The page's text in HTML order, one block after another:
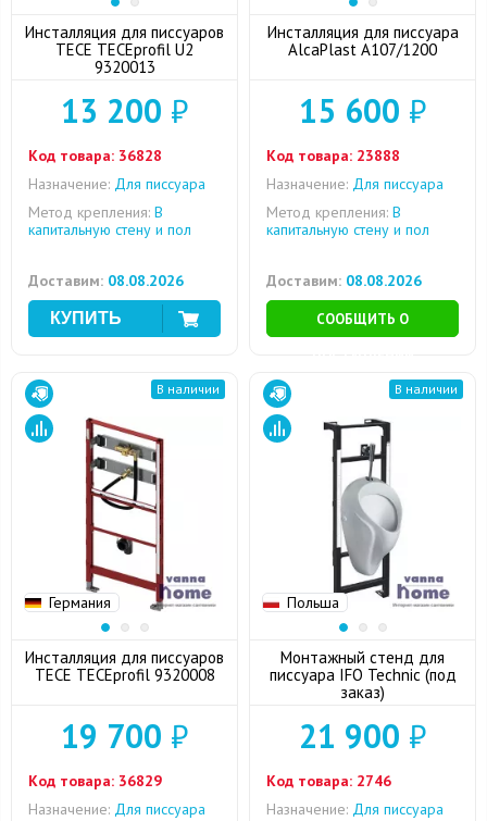
Инсталляция для писсуаров
TECE TECEprofil U2
9320013
13 200 ₽
Код товара: 36828
Назначение: Для писсуара
Метод крепления: В
капитальную стену и пол
Доставим: 08.08.2026
Инсталляция для писсуара
AlcaPlast A107/1200
15 600 ₽
Код товара: 23888
Назначение: Для писсуара
Метод крепления: В
капитальную стену и пол
Доставим: 08.08.2026
СООБЩИТЬ О
Германия
В наличии
Инсталляция для писсуаров
TECE TECEprofil 9320008
19 700 ₽
Код товара: 36829
Назначение: Для писсуара
Польша
В наличии
Монтажный стенд для
писсуара IFO Technic (под
заказ)
21 900 ₽
Код товара: 2746
Назначение: Для писсуара